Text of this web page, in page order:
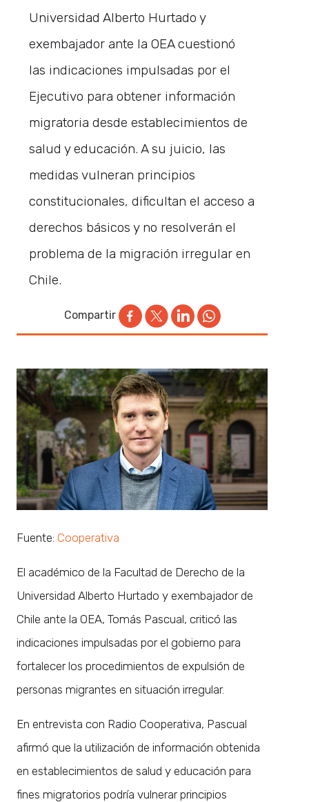
Universidad Alberto Hurtado y
exembajador ante la OEA cuestionó
las indicaciones impulsadas por el
Ejecutivo para obtener información
migratoria desde establecimientos de
salud y educación. A su juicio, las
medidas vulneran principios
constitucionales, dificultan el acceso a
derechos básicos y no resolverán el
problema de la migración irregular en
Chile.
Compartir
Fuente: Cooperativa
El académico de la Facultad de Derecho de la
Universidad Alberto Hurtado y exembajador de
Chile ante la OEA, Tomás Pascual, criticó las
indicaciones impulsadas por el gobierno para
fortalecer los procedimientos de expulsión de
personas migrantes en situación irregular.
En entrevista con Radio Cooperativa, Pascual
afirmó que la utilización de información obtenida
en establecimientos de salud y educación para
fines migratorios podría vulnerar principios